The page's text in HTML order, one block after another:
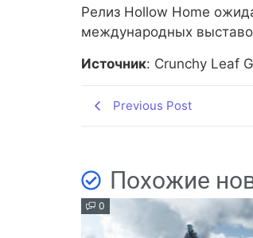
Релиз Hollow Home
международных
Источник: Crunchy Leaf
Previous Post
Похожие
0